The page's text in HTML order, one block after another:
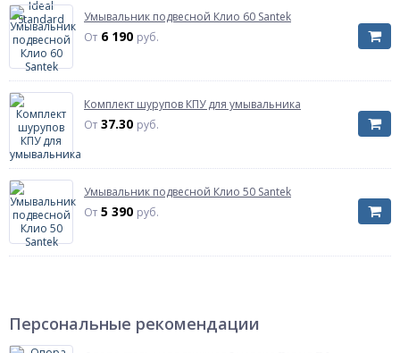
Умывальник подвесной Клио 60 Santek
От 6 190 руб.
Комплект шурупов КПУ для умывальника
От 37.30 руб.
Умывальник подвесной Клио 50 Santek
От 5 390 руб.
Персональные рекомендации